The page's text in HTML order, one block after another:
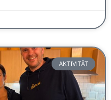
AKTIVITÄT